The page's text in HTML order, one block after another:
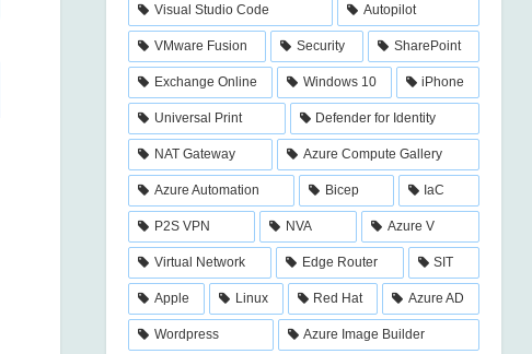
Visual Studio Code Autopilot
VMware Fusion Security SharePoint
Exchange Online Windows 10 iPhone
Universal Print Defender for Identity
NAT Gateway Azure Compute Gallery
Azure Automation Bicep IaC
P2S VPN NVA Azure V
Virtual Network Edge Router SIT
Apple Linux Red Hat Azure AD
Wordpress Azure Image Builder